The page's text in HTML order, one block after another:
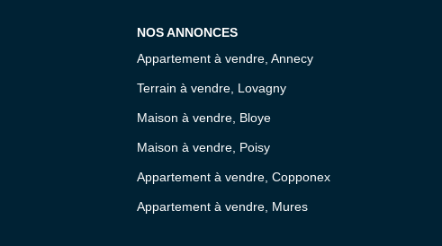
NOS ANNONCES
Appartement à vendre, Annecy
Terrain à vendre, Lovagny
Maison à vendre, Bloye
Maison à vendre, Poisy
Appartement à vendre, Copponex
Appartement à vendre, Mures